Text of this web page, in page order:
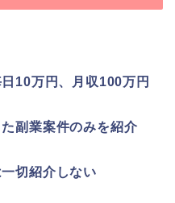
10万円、月収100万円
副業案件のみを紹介
切紹介しない